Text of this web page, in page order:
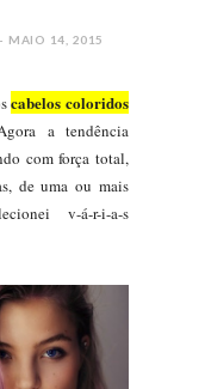
MAIO 14, 2015
cabelos coloridos
a tendência
com força total,
de uma ou mais
v-á-r-i-a-s